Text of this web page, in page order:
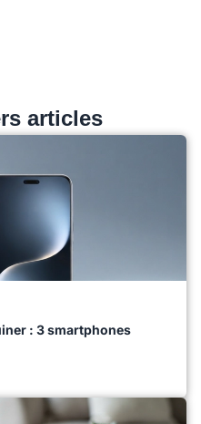
articles
: 3 smartphones